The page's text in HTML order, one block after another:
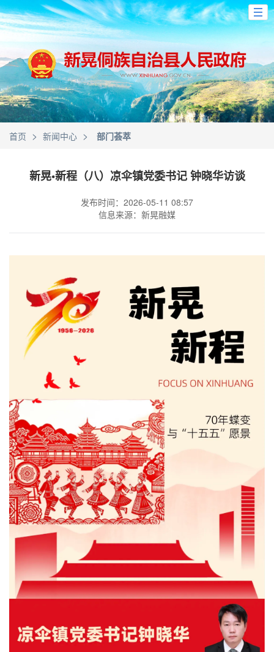
首页 > 新闻中心 > 部门荟萃
新晃•新程（八）凉伞镇党委书记 钟晓华访谈
发布时间：2026-05-11 08:57
信息来源：新晃融媒